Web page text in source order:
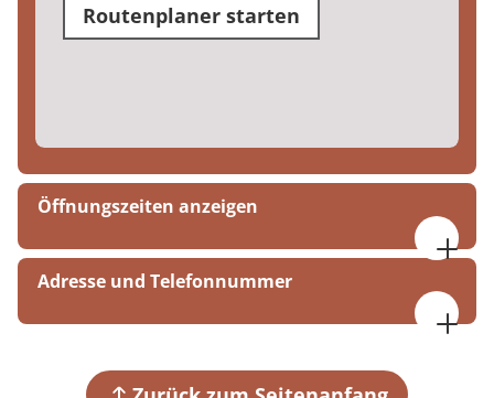
Routenplaner starten
Öffnungszeiten anzeigen
09:00 bis 16:00 Uhr
Adresse und Telefonnummer
67098 Bad Dürkheim